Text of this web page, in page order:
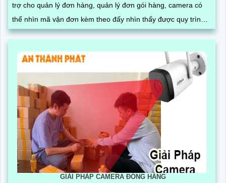
trợ cho quản lý đơn hàng, quản lý đơn gói hàng, camera có
thể nhìn mã vận đơn kèm theo đấy nhìn thấy được quy trình
đóng gói hàng hóa, có thể tải video đơn hàng trực tiếp trên
GIẢI PHÁP CAMERA ĐÓNG HÀNG